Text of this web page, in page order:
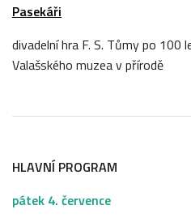
Pasekáři
divadelní hra F. S. Tůmy po 100
Valašského muzea v přírodě
HLAVNÍ PROGRAM
pátek 4. července